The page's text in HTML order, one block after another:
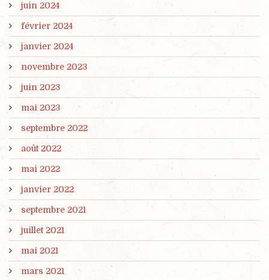
juin 2024
février 2024
janvier 2024
novembre 2023
juin 2023
mai 2023
septembre 2022
août 2022
mai 2022
janvier 2022
septembre 2021
juillet 2021
mai 2021
mars 2021